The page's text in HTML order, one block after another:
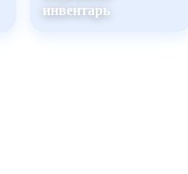
инвентарь